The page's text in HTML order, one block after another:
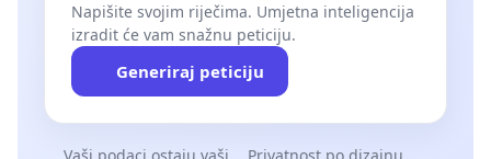
Napišite svojim riječima. Umjetna inteligencija
izradit će vam snažnu peticiju.
Generiraj peticiju